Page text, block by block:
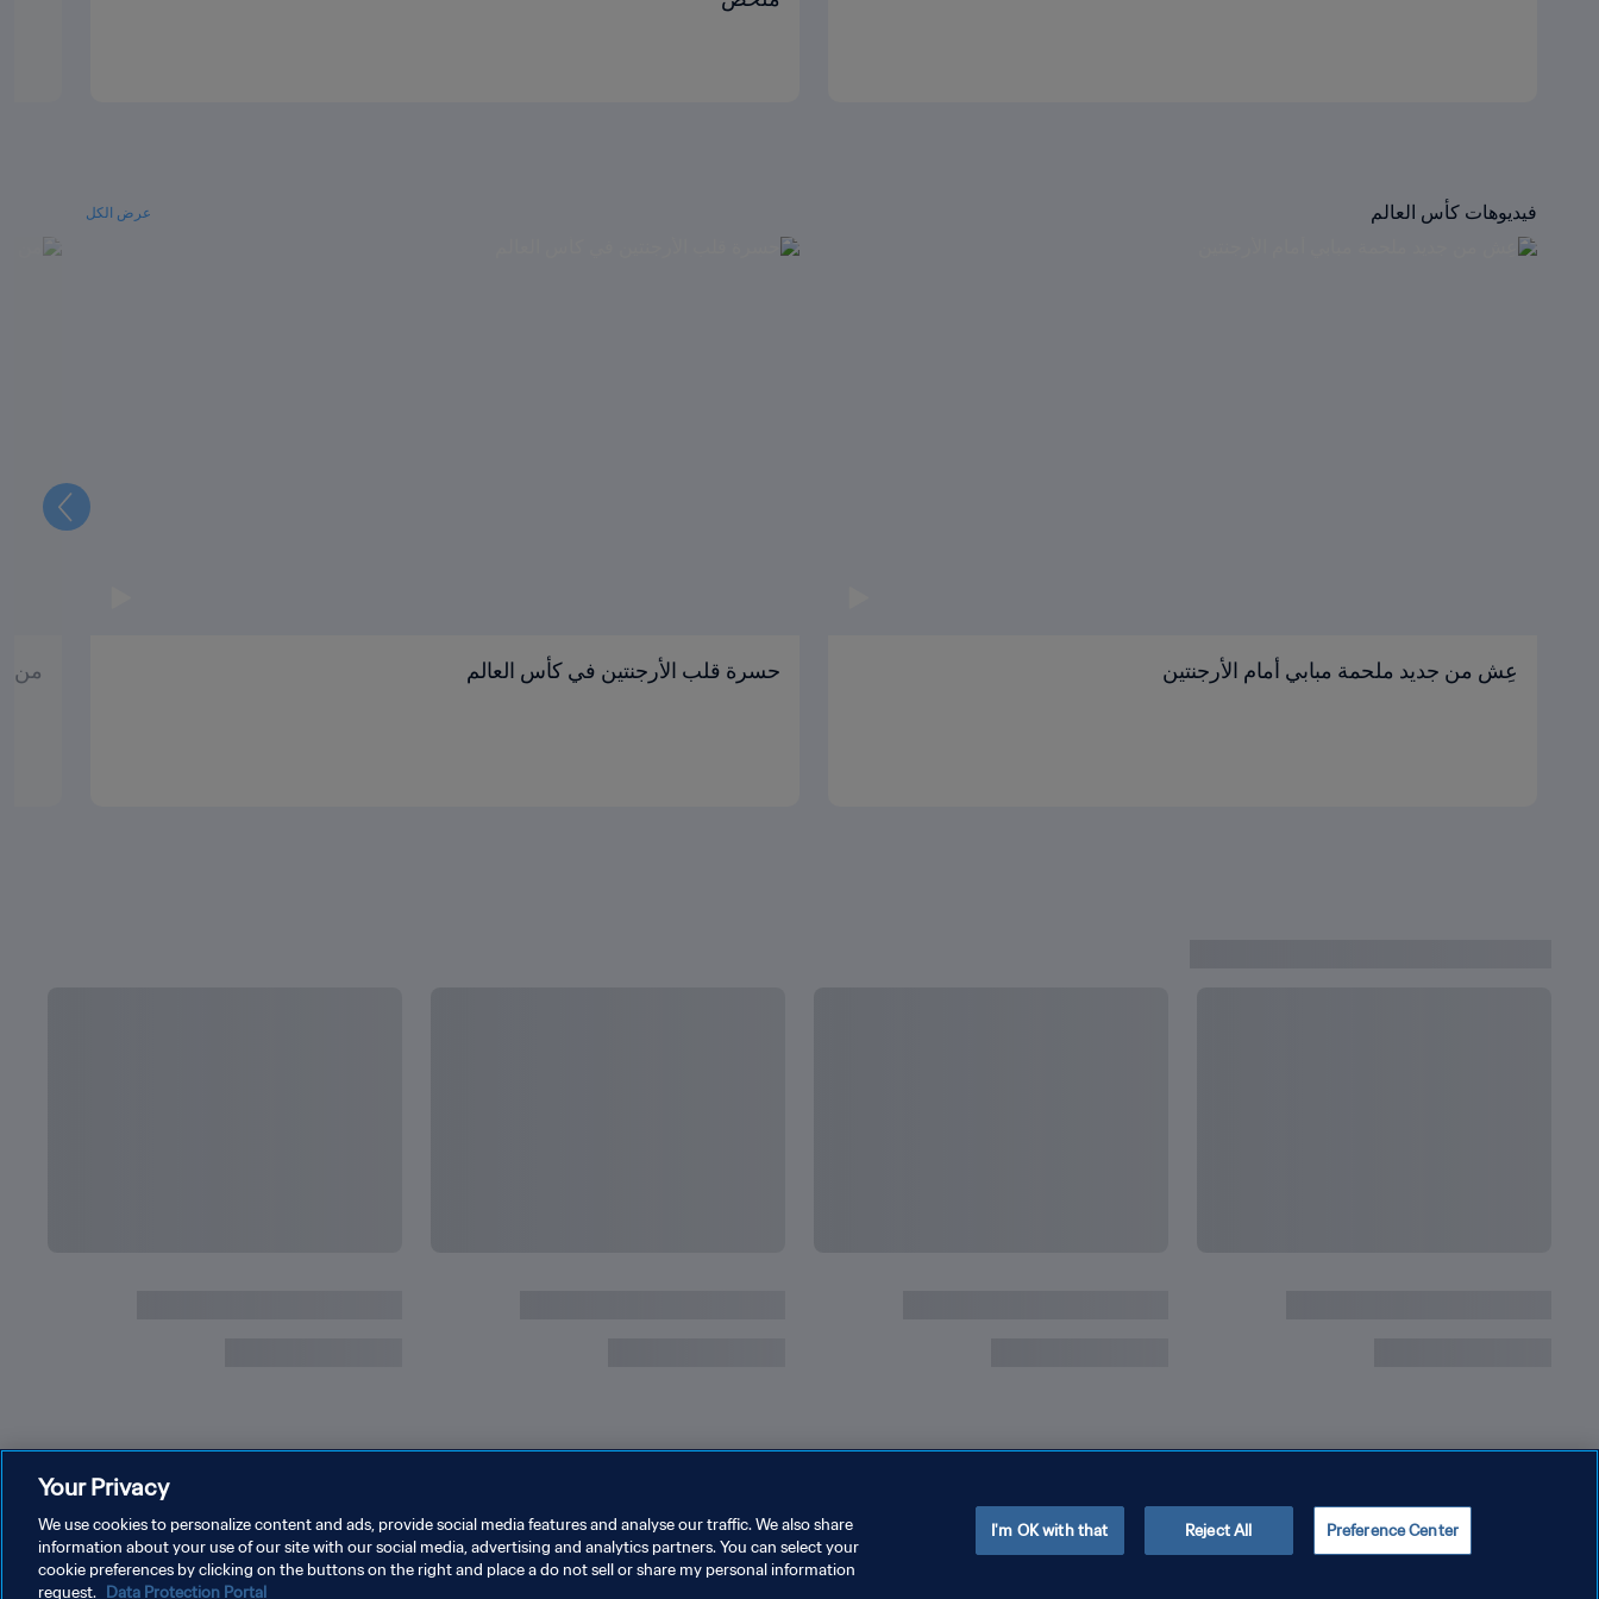
فيديوهات كأس العالم عرض الكل
عِش من جديد ملحمة مبابي أمام الأرجنتين حسرة قلب الأرجنتين في كأس العالم من
التالي
حقوق النشر والطبع والتأليف © ١٩٩٤ - ٢٠٢٦ FIFA. جميع الحقوق محفوظة.
Your Privacy
We use cookies to personalize content and ads, provide social media features and analyse our traffic. We also share
information about your use of our site with our social media, advertising and analytics partners. You can select your
cookie preferences by clicking on the buttons on the right and place a do not sell or share my personal information
request. Data Protection Portal
Preference Center
Reject All
I'm OK with that